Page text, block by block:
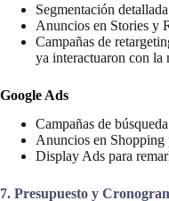
Segmentación
Anuncios en Stories y
Campañas de
ya interactuaron con la
Google Ads
Campañas de
Anuncios en Shopping
Display Ads para
7. Presupuesto y